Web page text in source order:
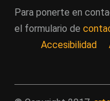
Para ponerte en
el formulario de
Accesibilidad